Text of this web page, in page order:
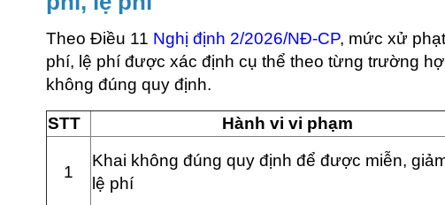
Theo Điều 11 Nghị định 2/2026/NĐ-CP, mức xử
phí, lệ phí được xác định cụ thể theo từng trường
không đúng quy định.
STT Hành vi vi phạm
1
Khai không đúng quy định để được miễn,
lệ phí